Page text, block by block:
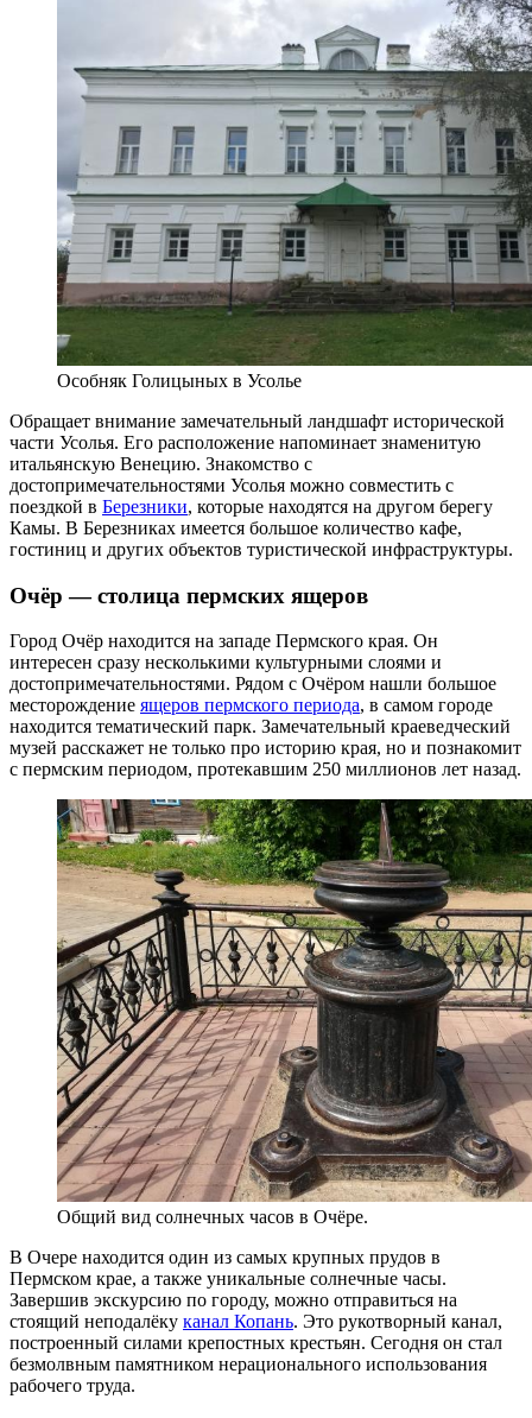
Особняк Голицыных в Усолье
Обращает внимание замечательный ландшафт исторической
части Усолья. Его расположение напоминает знаменитую
итальянскую Венецию. Знакомство с
достопримечательностями Усолья можно совместить с
поездкой в Березники, которые находятся на другом берегу
Камы. В Березниках имеется большое количество кафе,
гостиниц и других объектов туристической инфраструктуры.
Очёр — столица пермских ящеров
Город Очёр находится на западе Пермского края. Он
интересен сразу несколькими культурными слоями и
достопримечательностями. Рядом с Очёром нашли большое
месторождение ящеров пермского периода, в самом городе
находится тематический парк. Замечательный краеведческий
музей расскажет не только про историю края, но и познакомит
с пермским периодом, протекавшим 250 миллионов лет назад.
Общий вид солнечных часов в Очёре.
В Очере находится один из самых крупных прудов в
Пермском крае, а также уникальные солнечные часы.
Завершив экскурсию по городу, можно отправиться на
стоящий неподалёку канал Копань. Это рукотворный канал,
построенный силами крепостных крестьян. Сегодня он стал
безмолвным памятником нерационального использования
рабочего труда.